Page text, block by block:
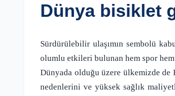
Dünya bisiklet
Sürdürülebilir ulaşımın sembolü
olumlu etkileri bulunan hem spor
Dünyada olduğu üzere ülkemizde de
nedenlerini ve yüksek sağlık